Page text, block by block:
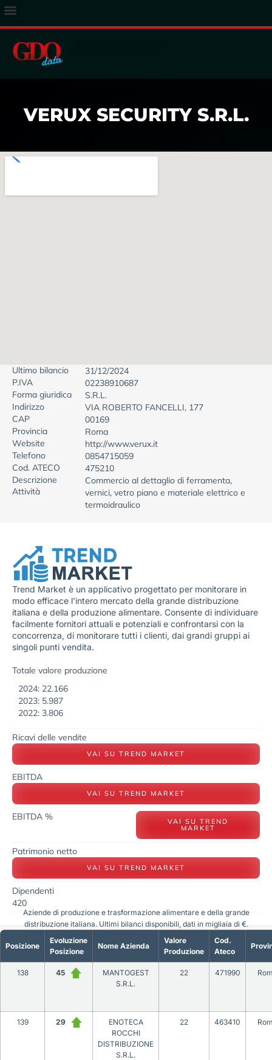
VERUX SECURITY S.R.L.
Ultimo bilancio
31/12/2024
P.IVA
02238910687
Forma giuridica
S.R.L.
Indirizzo
VIA ROBERTO FANCELLI, 177
CAP
00169
Provincia
Roma
Website
http://www.verux.it
Telefono
0854715059
Cod. ATECO
475210
Descrizione
Attività
Commercio al dettaglio di ferramenta,
vernici, vetro piano e materiale elettrico e
termoidraulico
Trend Market è un applicativo progettato per monitorare in
modo efficace l’intero mercato della grande distribuzione
italiana e della produzione alimentare. Consente di individuare
facilmente fornitori attuali e potenziali e confrontarsi con la
concorrenza, di monitorare tutti i clienti, dai grandi gruppi ai
singoli punti vendita.
Totale valore produzione
2024: 22.166
2023: 5.987
2022: 3.806
Ricavi delle vendite
VAI SU TREND MARKET
EBITDA
VAI SU TREND MARKET
EBITDA % VAI SU TREND
MARKET
Patrimonio netto
VAI SU TREND MARKET
Dipendenti
420
Posizione
Evoluzione
Posizione
Nome Azienda
Valore
Produzione
Cod.
Ateco
138 45
MANTOGEST
S.R.L.
22 471990
139 29
ENOTECA
ROCCHI
DISTRIBUZIONE
S.R.L.
22 463410
Aziende di produzione e trasformazione alimentare e della grande
distribuzione italiana. Ultimi bilanci disponibili, dati in migliaia di €.